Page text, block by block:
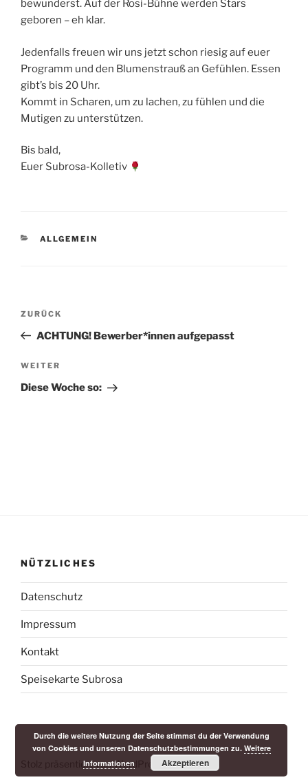
bewunderst. Auf der Rosi-Bühne werden Stars
geboren – eh klar.
Jedenfalls freuen wir uns jetzt schon riesig auf euer
Programm und den Blumenstrauß an Gefühlen. Essen
gibt’s bis 20 Uhr.
Kommt in Scharen, um zu lachen, zu fühlen und die
Mutigen zu unterstützen.
Bis bald,
Euer Subrosa-Kolletiv
KATEGORIEN
ALLGEMEIN
Beitragsnavigation
Vorheriger
Beitrag
ZURÜCK
ACHTUNG! Bewerber*innen aufgepasst
Nächster
Beitrag
WEITER
Diese Woche so:
NÜTZLICHES
Datenschutz
Impressum
Kontakt
Speisekarte Subrosa
Stolz präsentiert von WordPress
Durch die weitere Nutzung der Seite stimmst du der Verwendung
von Cookies und unseren Datenschutzbestimmungen zu. Weitere
Informationen
Akzeptieren